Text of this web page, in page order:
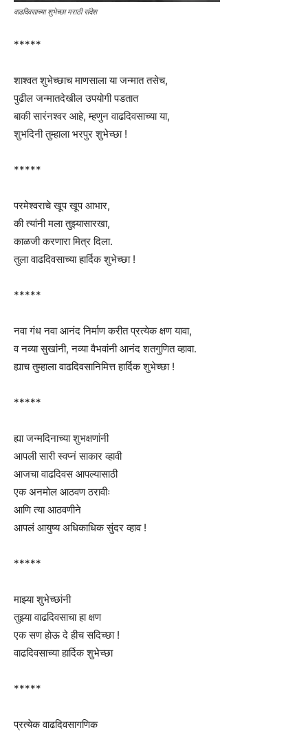
वाढदिवसाच्या शुभेच्छा मराठी संदेश
*****
शाश्वत शुभेच्छाच माणसाला या जन्मात तसेच,
पुढील जन्मातदेखील उपयोगी पडतात
बाकी सारंनश्वर आहे, म्हणुन वाढदिवसाच्या या,
शुभदिनी तुम्हाला भरपुर शुभेच्छा !
*****
परमेश्वराचे खूप खूप आभार,
की त्यांनी मला तुझ्यासारखा,
काळजी करणारा मित्र दिला.
तुला वाढदिवसाच्या हार्दिक शुभेच्छा !
*****
नवा गंध नवा आनंद निर्माण करीत प्रत्येक क्षण यावा,
व नव्या सुखांनी, नव्या वैभवांनी आनंद शतगुणित व्हावा.
ह्याच तुम्हाला वाढदिवसानिमित्त हार्दिक शुभेच्छा !
*****
ह्या जन्मदिनाच्या शुभक्षणांनी
आपली सारी स्वप्नं साकार व्हावी
आजचा वाढदिवस आपल्यासाठी
एक अनमोल आठवण ठरावीः
आणि त्या आठवणीने
आपलं आयुष्य अधिकाधिक सुंदर व्हाव !
*****
माझ्या शुभेच्छांनी
तुझ्या वाढदिवसाचा हा क्षण
एक सण होऊ दे हीच सदिच्छा !
वाढदिवसाच्या हार्दिक शुभेच्छा
*****
प्रत्येक वाढदिवसागणिक